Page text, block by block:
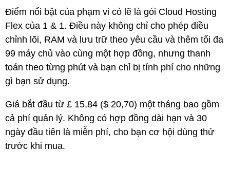
Điểm nổi bật của phạm vi có lẽ là gói Cloud Hosting
Flex của 1 & 1. Điều này không chỉ cho phép điều
chỉnh lõi, RAM và lưu trữ theo yêu cầu và thêm tối đa
99 máy chủ vào cùng một hợp đồng, nhưng thanh
toán theo từng phút và bạn chỉ bị tính phí cho những
gì bạn sử dụng.
Giá bắt đầu từ £ 15,84 ($ 20,70) một tháng bao gồm
cả phí quản lý. Không có hợp đồng dài hạn và 30
ngày đầu tiên là miễn phí, cho bạn cơ hội dùng thử
trước khi mua.